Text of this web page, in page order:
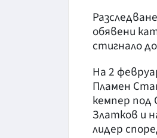
обявени
стигнало
На 2
Пламен
кемпер под
Златков и
лидер